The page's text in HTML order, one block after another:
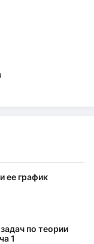
ее график
по теории
1